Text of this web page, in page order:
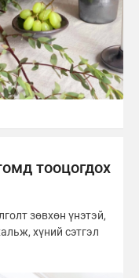
тооцогдох
зөвхөн үнэтэй,
хүний сэтгэл